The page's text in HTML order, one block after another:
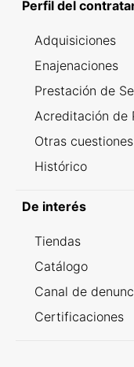
Perfil del
Adquisiciones
Enajenaciones
Prestación de
Acreditación de
Otras
Histórico
De interés
Tiendas
Catálogo
Canal de
Certificaciones